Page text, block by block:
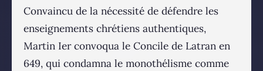
Convaincu de la nécessité de défendre les
enseignements chrétiens authentiques,
Martin Ier convoqua le Concile de Latran en
649, qui condamna le monothélisme comme